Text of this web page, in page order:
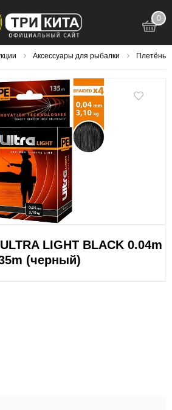
0
Аксессуары для рыбалки
LIGHT BLACK 0.04m
(черный)